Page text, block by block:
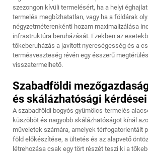
szezongon kívüli termelésért, ha a helyi
termelés megbízhatatlan, vagy ha a földárak
négyzetméterenkénti hozam maximalizálása
infrastruktúra beruházását. Ezekben az
tőkeberuházás a javított nyereségesség és a
termésveszteség révén egy ésszerű
visszatermelhető.
Szabadföldi
és skálázhatósági kérdései
A szabadföldi bogyós gyümölcs-termelés
küszöböt és nagyobb skálázhatóságot kínál
műveletek számára, amelyek térfogatorientált
föld előkészítése, a ültetés és az alapvető
létrehozása csak egy tört részét teszi ki a